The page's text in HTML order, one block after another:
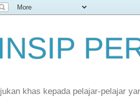
khas kepada pelajar-pelajar